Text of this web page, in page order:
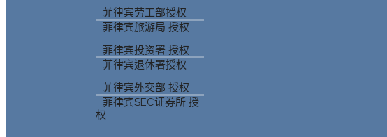
菲律宾劳工部授权
菲律宾旅游局 授权
菲律宾投资署 授权
菲律宾退休署授权
菲律宾外交部 授权
菲律宾SEC证券所 授
权